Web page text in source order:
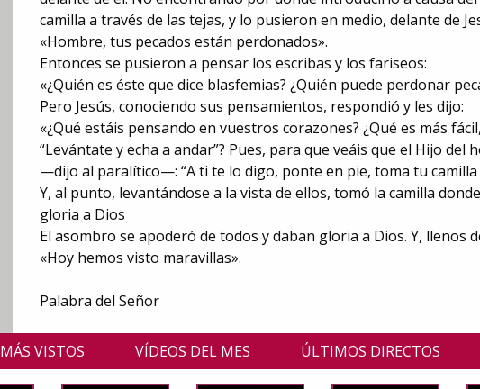
camilla a través de las tejas, y lo pusieron en medio, delante de
«Hombre, tus pecados están perdonados».
Entonces se pusieron a pensar los escribas y los fariseos:
«¿Quién es éste que dice blasfemias? ¿Quién puede perdonar
Pero Jesús, conociendo sus pensamientos, respondió y les dijo:
«¿Qué estáis pensando en vuestros corazones? ¿Qué es más
“Levántate y echa a andar”? Pues, para que veáis que el Hijo
—dijo al paralítico—: “A ti te lo digo, ponte en pie, toma tu camilla
Y, al punto, levantándose a la vista de ellos, tomó la camilla
gloria a Dios
El asombro se apoderó de todos y daban gloria a Dios. Y, llenos
«Hoy hemos visto maravillas».
Palabra del Señor
MÁS VISTOS VÍDEOS DEL MES ÚLTIMOS DIRECTOS